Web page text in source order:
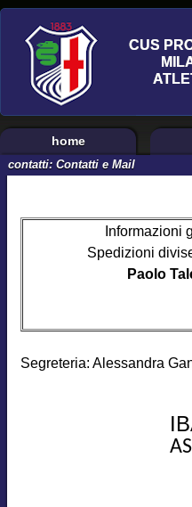
home
contatti: Contatti e Mail
Informazioni
Spedizioni
Paolo
Segreteria: Alessandra